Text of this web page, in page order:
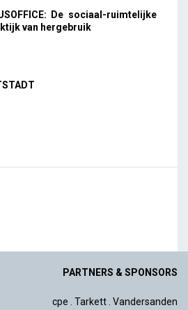
De sociaal-ruimtelijke
van hergebruik
PARTNERS & SPONSORS
cpe . Tarkett. Vandersanden